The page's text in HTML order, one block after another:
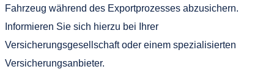
Fahrzeug während des Exportprozesses abzusichern.
Informieren Sie sich hierzu bei Ihrer
Versicherungsgesellschaft oder einem spezialisierten
Versicherungsanbieter.